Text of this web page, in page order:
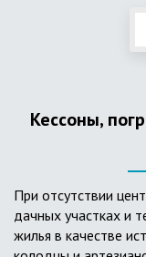
ж/б колец состоят
переливными
септики требуют
Кессоны,
При отсутствии
дачных участках и
жилья в качестве